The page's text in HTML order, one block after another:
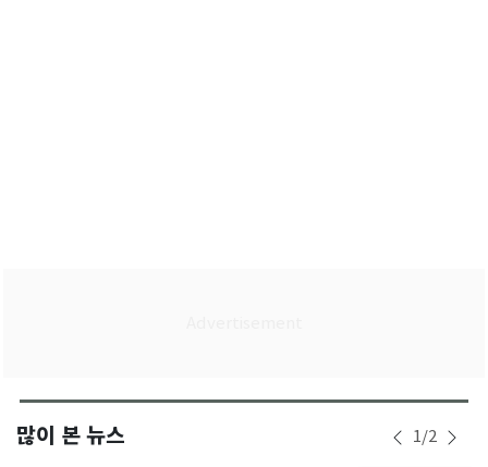
많이 본 뉴스 1/2